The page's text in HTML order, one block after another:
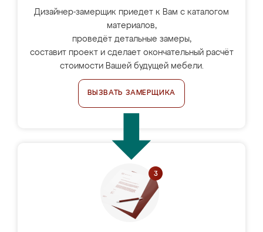
Дизайнер-замерщик приедет к Вам с каталогом
материалов,
проведёт детальные замеры,
составит проект и сделает окончательный расчёт
стоимости Вашей будущей мебели.
ВЫЗВАТЬ ЗАМЕРЩИКА